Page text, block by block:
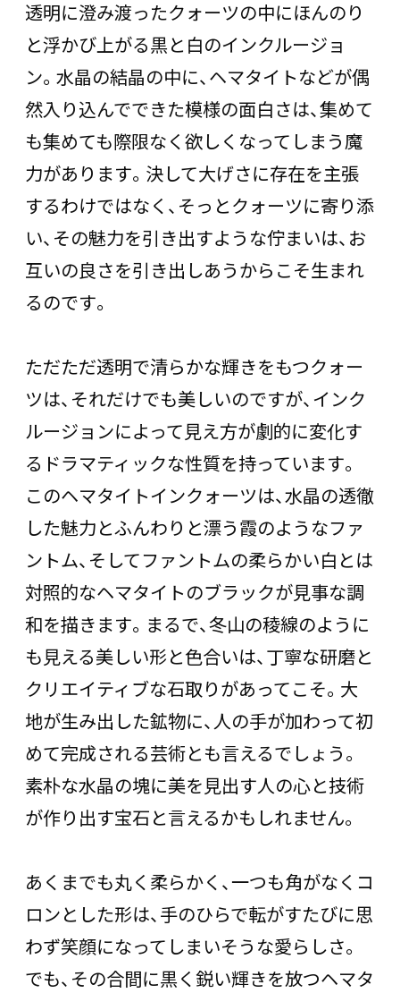
透明に澄み渡ったクォーツの中にほんのり
と浮かび上がる黒と白のインクルージョ
ン。水晶の結晶の中に、ヘマタイトなどが偶
然入り込んでできた模様の面白さは、集めて
も集めても際限なく欲しくなってしまう魔
力があります。決して大げさに存在を主張
するわけではなく、そっとクォーツに寄り添
い、その魅力を引き出すような佇まいは、お
互いの良さを引き出しあうからこそ生まれ
るのです。
ただただ透明で清らかな輝きをもつクォー
ツは、それだけでも美しいのですが、インク
ルージョンによって見え方が劇的に変化す
るドラマティックな性質を持っています。
このヘマタイトインクォーツは、水晶の透徹
した魅力とふんわりと漂う霞のようなファ
ントム、そしてファントムの柔らかい白とは
対照的なヘマタイトのブラックが見事な調
和を描きます。まるで、冬山の稜線のように
も見える美しい形と色合いは、丁寧な研磨と
クリエイティブな石取りがあってこそ。大
地が生み出した鉱物に、人の手が加わって初
めて完成される芸術とも言えるでしょう。
素朴な水晶の塊に美を見出す人の心と技術
が作り出す宝石と言えるかもしれません。
あくまでも丸く柔らかく、一つも角がなくコ
ロンとした形は、手のひらで転がすたびに思
わず笑顔になってしまいそうな愛らしさ。
でも、その合間に黒く鋭い輝きを放つヘマタ